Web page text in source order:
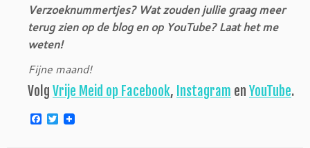
Verzoeknummertjes? Wat zouden jullie graag meer
terug zien op de blog en op YouTube? Laat het me
weten!
Fijne maand!
Volg Vrije Meid op Facebook, Instagram en YouTube.
F T
w